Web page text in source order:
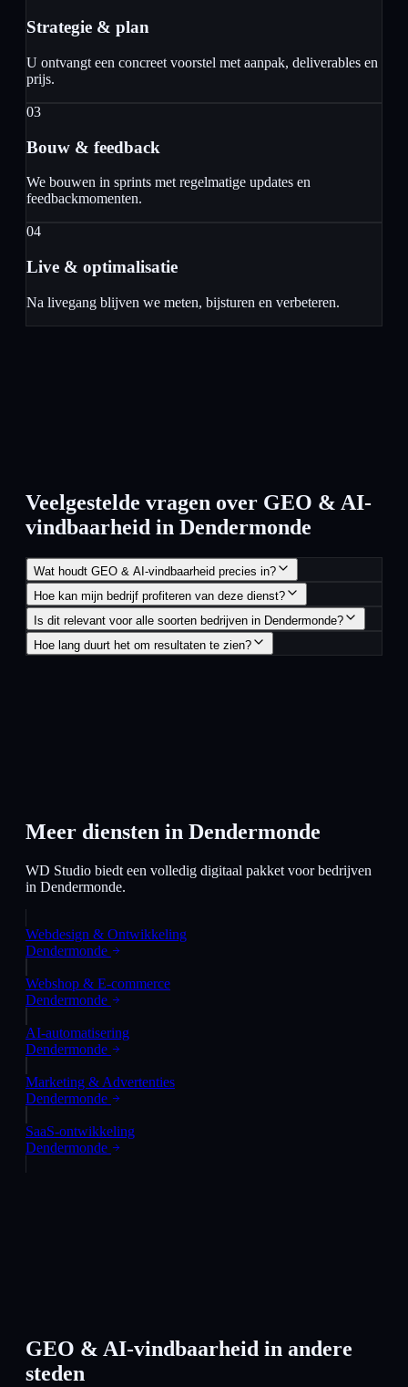
Strategie & plan
U ontvangt een concreet voorstel met aanpak, deliverables en
prijs.
03
Bouw & feedback
We bouwen in sprints met regelmatige updates en
feedbackmomenten.
04
Live & optimalisatie
Na livegang blijven we meten, bijsturen en verbeteren.
Veelgestelde vragen over GEO & AI-
vindbaarheid in Dendermonde
Wat houdt GEO & AI-vindbaarheid precies in?
Hoe kan mijn bedrijf profiteren van deze dienst?
Is dit relevant voor alle soorten bedrijven in Dendermonde?
Hoe lang duurt het om resultaten te zien?
Meer diensten in Dendermonde
WD Studio biedt een volledig digitaal pakket voor bedrijven
in Dendermonde.
Webdesign & Ontwikkeling
Dendermonde
Webshop & E-commerce
Dendermonde
AI-automatisering
Dendermonde
Marketing & Advertenties
Dendermonde
SaaS-ontwikkeling
Dendermonde
GEO & AI-vindbaarheid in andere
steden